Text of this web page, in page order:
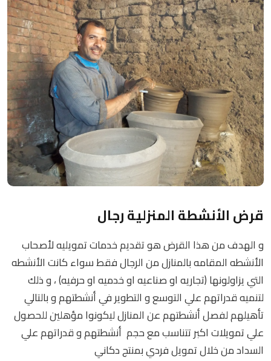
قرض الأنشطة المنزلية رجال
و الهدف من هذا القرض هو تقديم خدمات تمويليه لأصحاب
الأنشطه المقامه بالمنازل من الرجال فقط سواء كانت الأنشطه
التي يزاولونها (تجاريه او صناعيه او خدميه او حرفيه) ، و ذلك
لتنميه قدراتهم علي التوسع و التطوير في أنشطتهم و بالتالي
تأهيلهم لفصل أنشطتهم عن المنازل ليكونوا مؤهلين للحصول
علي تمويلات اكبر تتناسب مع حجم أنشطتهم و قدراتهم علي
السداد من خلال تمويل فردي بمنتج دكاني